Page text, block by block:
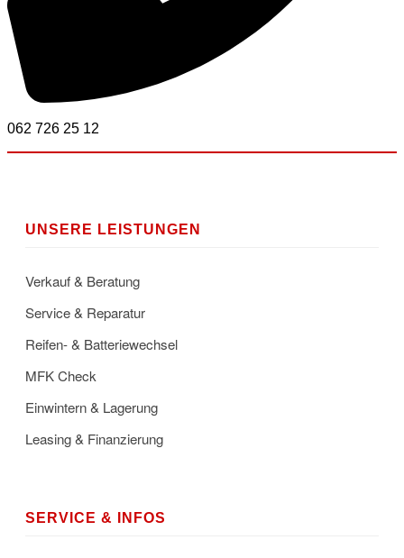
062 726 25 12
UNSERE LEISTUNGEN
Verkauf & Beratung
Service & Reparatur
Reifen- & Batteriewechsel
MFK Check
Einwintern & Lagerung
Leasing & Finanzierung
SERVICE & INFOS